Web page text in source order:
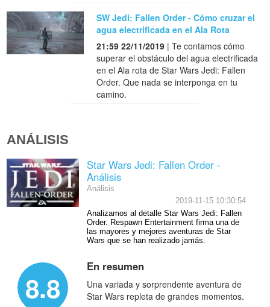
SW Jedi: Fallen Order - Cómo cruzar el
agua electrificada en el Ala Rota
21:59 22/11/2019 | Te contamos cómo
superar el obstáculo del agua electrificada
en el Ala rota de Star Wars Jedi: Fallen
Order. Que nada se interponga en tu
camino.
ANÁLISIS
Star Wars Jedi: Fallen Order -
Análisis
Análisis
2019-11-15 10:30:54
Analizamos al detalle Star Wars Jedi: Fallen
Order. Respawn Entertainment firma una de
las mayores y mejores aventuras de Star
Wars que se han realizado jamás.
8.8
En resumen
Una variada y sorprendente aventura de
Star Wars repleta de grandes momentos.